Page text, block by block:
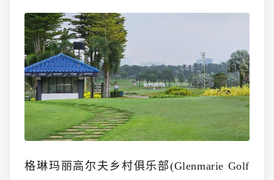
格琳玛丽高尔夫乡村俱乐部(Glenmarie Golf